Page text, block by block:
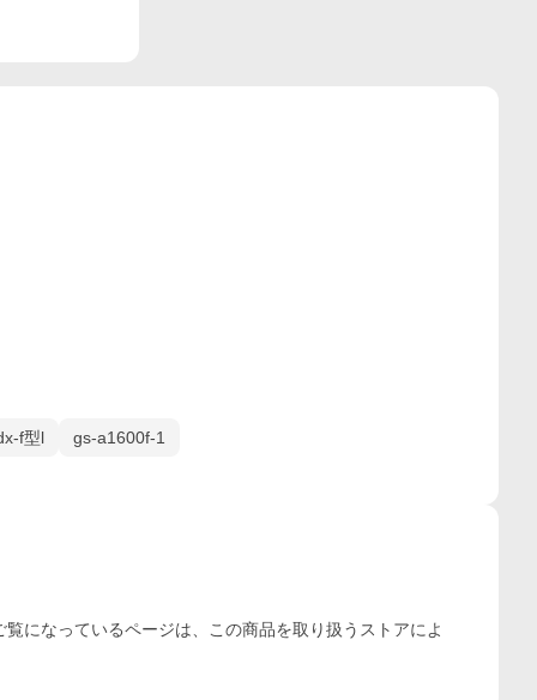
f型l gs-a1600f-1
になっているページは、この商品を取り扱うストアによ